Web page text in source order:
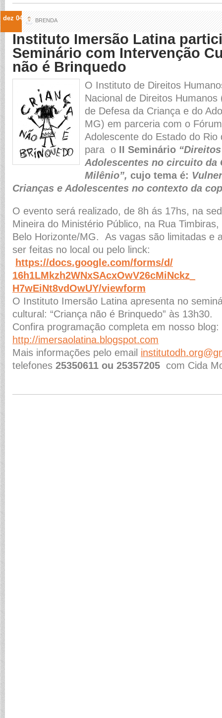
dez 04 BRENDA
Instituto Imersão Latina
Seminário com Intervenção
não é Brinquedo
O Instituto de Direitos
Nacional de Direitos
de Defesa da Criança e do
MG) em parceria com o
Adolescente do Estado do Rio
para o II Seminário
Adolescentes no circuito da
Milênio”, cujo tema é:
Crianças e Adolescentes no contexto da
O evento será realizado, de 8h ás 17hs, na
Mineira do Ministério Público, na Rua
Belo Horizonte/MG. As vagas são limitadas e
ser feitas no local ou pelo linck:
https://docs.google.com/forms/d/
16h1LMkzh2WNxSAcxOwV26cMiNckz_
H7wEiNt8vdOwUY/viewform
O Instituto Imersão Latina apresenta no
cultural: “Criança não é Brinquedo” às 13h30.
Confira programação completa em nosso blog:
http://imersaolatina.blogspot.com
Mais informações pelo email
telefones 25350611 ou 25357205 com Cida